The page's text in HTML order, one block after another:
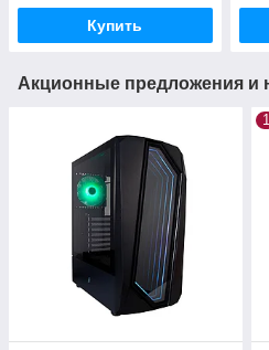
Купить
Акционные предложения и
1